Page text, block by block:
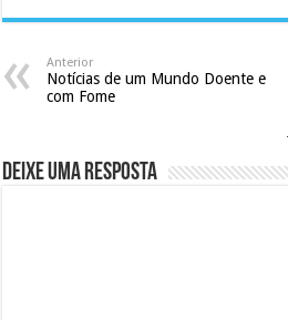
Anterior
Notícias de um Mundo Doente e
com Fome
Deixe uma resposta